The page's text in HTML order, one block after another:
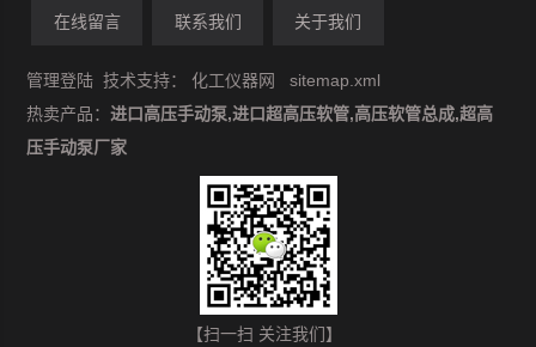
在线留言 联系我们 关于我们
管理登陆 技术支持：化工仪器网
sitemap.xml
热卖产品：进口高压手动泵,进口超高压软管,高压软管总成,超高
压手动泵厂家
【扫一扫 关注我们】